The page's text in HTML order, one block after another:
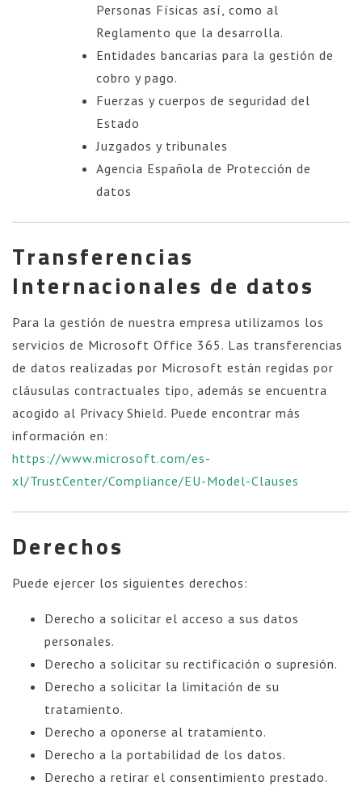
Personas Físicas así, como al
Reglamento que la desarrolla.
Entidades bancarias para la gestión de
cobro y pago.
Fuerzas y cuerpos de seguridad del
Estado
Juzgados y tribunales
Agencia Española de Protección de
datos
Transferencias
Internacionales de datos
Para la gestión de nuestra empresa utilizamos los
servicios de Microsoft Office 365. Las transferencias
de datos realizadas por Microsoft están regidas por
cláusulas contractuales tipo, además se encuentra
acogido al Privacy Shield. Puede encontrar más
información en:
https://www.microsoft.com/es-
xl/TrustCenter/Compliance/EU-Model-Clauses
Derechos
Puede ejercer los siguientes derechos:
Derecho a solicitar el acceso a sus datos
personales.
Derecho a solicitar su rectificación o supresión.
Derecho a solicitar la limitación de su
tratamiento.
Derecho a oponerse al tratamiento.
Derecho a la portabilidad de los datos.
Derecho a retirar el consentimiento prestado.